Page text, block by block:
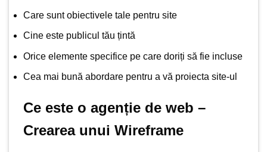
Care sunt obiectivele tale pentru site
Cine este publicul tău țintă
Orice elemente specifice pe care doriți să fie incluse
Cea mai bună abordare pentru a vă proiecta site-ul
Ce este o agenție de web –
Crearea unui Wireframe